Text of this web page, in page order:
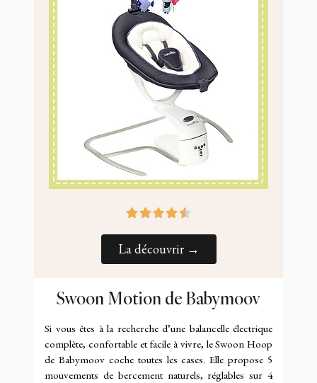
La découvrir →
Swoon Motion de Babymoov
Si vous êtes à la recherche d’une balancelle électrique
complète, confortable et facile à vivre, le Swoon Hoop
de Babymoov coche toutes les cases. Elle propose 5
mouvements de bercement naturels, réglables sur 4